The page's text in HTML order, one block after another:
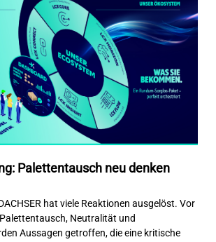
Palettentausch neu denken
hat viele Reaktionen ausgelöst. Vor
Neutralität und
Aussagen getroffen, die eine kritische